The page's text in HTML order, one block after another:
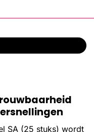
SA (25 stuks) wordt